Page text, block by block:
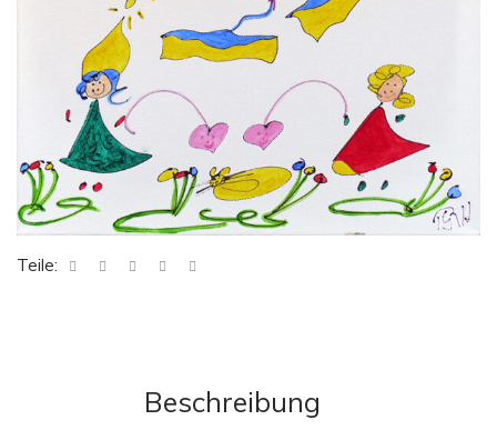
Teile:
Beschreibung